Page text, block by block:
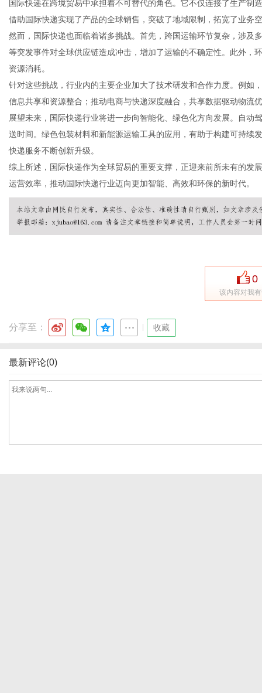
国际快递在跨境贸易中承担着不可替代的角色。它不仅连接了生产制
借助国际快递实现了产品的全球销售，突破了地域限制，拓宽了业务
然而，国际快递也面临着诸多挑战。首先，跨国运输环节复杂，涉及
等突发事件对全球供应链造成冲击，增加了运输的不确定性。此外，
资源消耗。
针对这些挑战，行业内的主要企业加大了技术研发和合作力度。例如
信息共享和资源整合；推动电商与快递深度融合，共享数据驱动物流
展望未来，国际快递行业将进一步向智能化、绿色化方向发展。自动
送时间。绿色包装材料和新能源运输工具的应用，有助于构建可持续
快递服务不断创新升级。
综上所述，国际快递作为全球贸易的重要支撑，正迎来前所未有的发
运营效率，推动国际快递行业迈向更加智能、高效和环保的新时代。
0
该内容对我
分享至： 收藏
最新评论(0)